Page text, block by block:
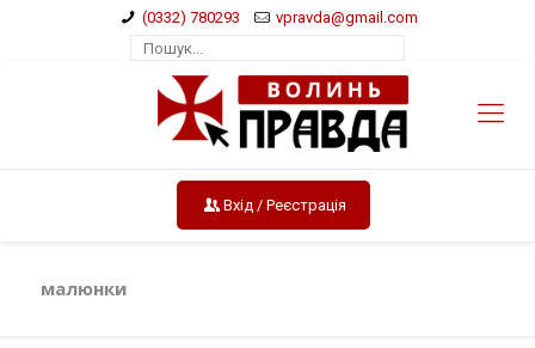
(0332) 780293 vpravda@gmail.com
Вхід / Реєстрація
малюнки